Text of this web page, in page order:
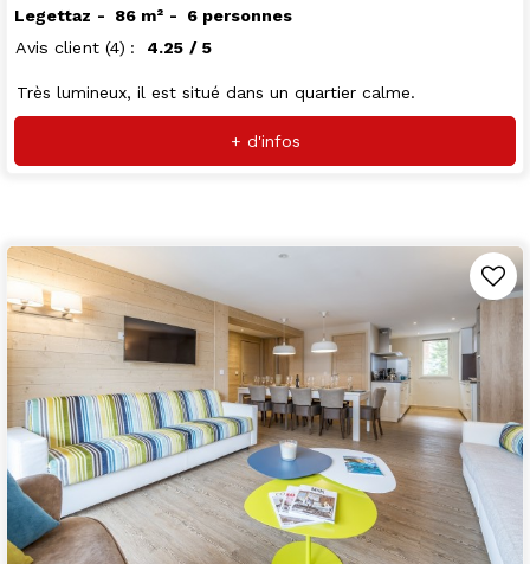
Legettaz 86 m²
6 personnes
Avis client (4) 4.25 / 5
Très lumineux, il est situé dans un quartier calme.
+ d'infos